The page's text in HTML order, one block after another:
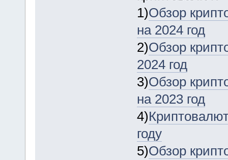
1)Обзор
на 2024 год
2)Обзор
2024 год
3)Обзор
на 2023 год
4)
году
5)Обзор